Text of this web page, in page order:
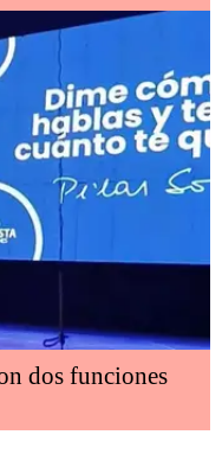
dos funciones